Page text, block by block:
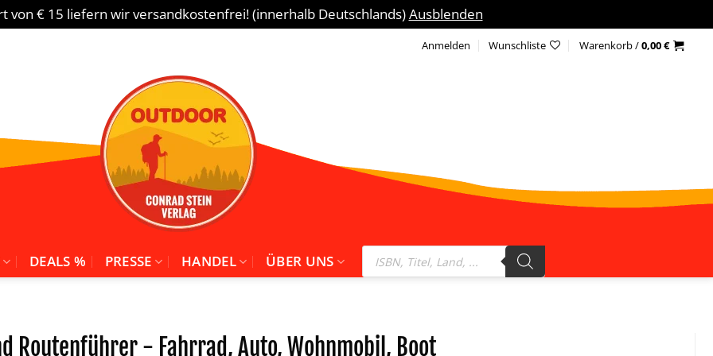
von € 15 liefern wir versandkostenfrei! (innerhalb Deutschlands)Ausblenden
Anmelden Wunschliste Warenkorb /0,00€
DEALS % PRESSE HANDEL ÜBER UNS
Products
search
Routenführer - Fahrrad, Auto, Wohnmobil, Boot